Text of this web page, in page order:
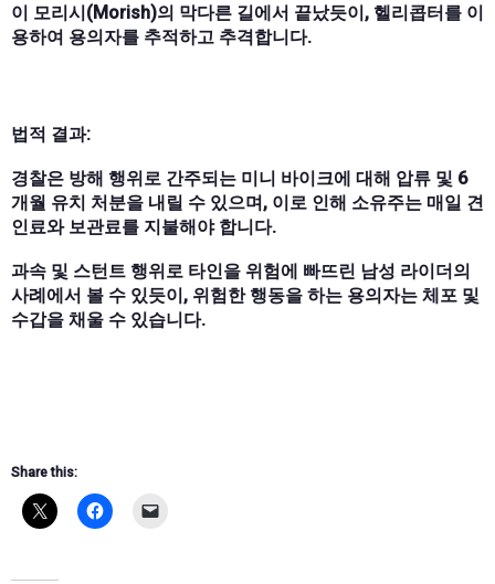
이 모리시(Morish)의 막다른 길에서 끝났듯이, 헬리콥터를 이
용하여 용의자를 추적하고 추격합니다.
법적 결과:
경찰은 방해 행위로 간주되는 미니 바이크에 대해 압류 및 6
개월 유치 처분을 내릴 수 있으며, 이로 인해 소유주는 매일 견
인료와 보관료를 지불해야 합니다.
과속 및 스턴트 행위로 타인을 위험에 빠뜨린 남성 라이더의
사례에서 볼 수 있듯이, 위험한 행동을 하는 용의자는 체포 및
수갑을 채울 수 있습니다.
Share this: